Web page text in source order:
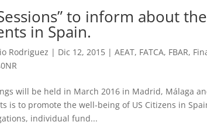
to inform about
in Spain.
Rodriguez | Dic 12, 2015 |AEAT, FATCA, FBAR,
will be held in March 2016 in Madrid, Málaga
is to promote the well-being of US Citizens in
individual fund...